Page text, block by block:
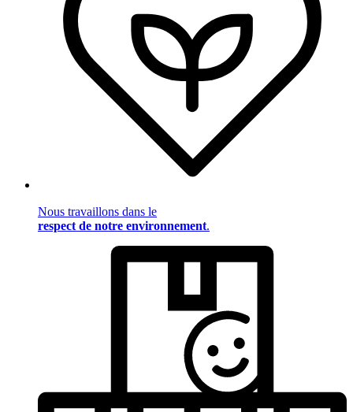
Nous travaillons dans le
respect de notre environnement.